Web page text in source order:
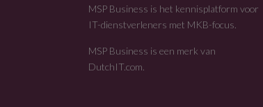
MSP Business is het kennisplatform voor
IT-dienstverleners met MKB-focus.
MSP Business is een merk van
DutchIT.com